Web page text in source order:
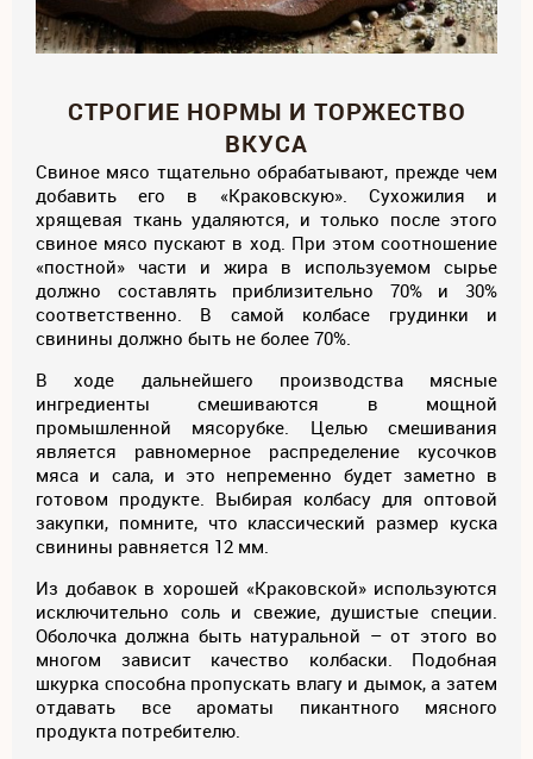
СТРОГИЕ НОРМЫ И ТОРЖЕСТВО
ВКУСА
Свиное мясо тщательно обрабатывают, прежде чем
добавить его в «Краковскую». Сухожилия и
хрящевая ткань удаляются, и только после этого
свиное мясо пускают в ход. При этом соотношение
«постной» части и жира в используемом сырье
должно составлять приблизительно 70% и 30%
соответственно. В самой колбасе грудинки и
свинины должно быть не более 70%.
В ходе дальнейшего производства мясные
ингредиенты смешиваются в мощной
промышленной мясорубке. Целью смешивания
является равномерное распределение кусочков
мяса и сала, и это непременно будет заметно в
готовом продукте. Выбирая колбасу для оптовой
закупки, помните, что классический размер куска
свинины равняется 12 мм.
Из добавок в хорошей «Краковской» используются
исключительно соль и свежие, душистые специи.
Оболочка должна быть натуральной – от этого во
многом зависит качество колбаски. Подобная
шкурка способна пропускать влагу и дымок, а затем
отдавать все ароматы пикантного мясного
продукта потребителю.